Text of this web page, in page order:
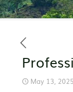
May 13, 2025